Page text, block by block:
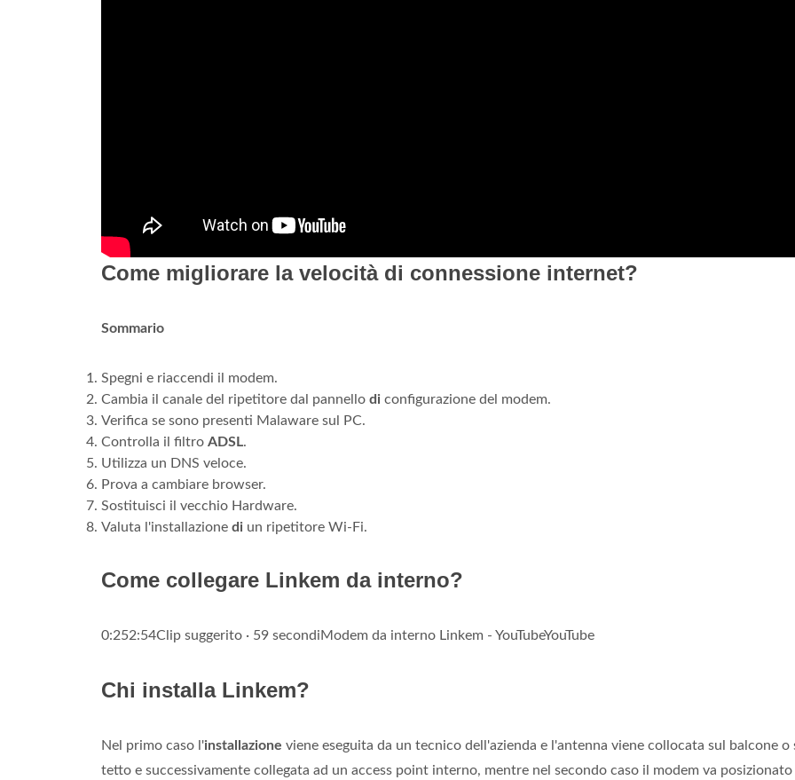
Come migliorare la velocità di connessione internet?
Sommario
Spegni e riaccendi il modem.
Cambia il canale del ripetitore dal pannello di configurazione del modem.
Verifica se sono presenti Malaware sul PC.
Controlla il filtro ADSL.
Utilizza un DNS veloce.
Prova a cambiare browser.
Sostituisci il vecchio Hardware.
Valuta l'installazione di un ripetitore Wi-Fi.
Come collegare Linkem da interno?
0:252:54Clip suggerito · 59 secondiModem da interno Linkem - YouTubeYouTube
Chi installa Linkem?
Nel primo caso l'installazione viene eseguita da un tecnico dell'azienda e l'antenna viene collocata sul balcone o
tetto e successivamente collegata ad un access point interno, mentre nel secondo caso il modem va posizionato